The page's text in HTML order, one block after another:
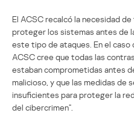
El ACSC recalcó la necesidad
proteger los sistemas antes de
este tipo de ataques. En el
ACSC cree que todas las
estaban comprometidas antes
malicioso, y que las medidas de
insuficientes para proteger la
del cibercrimen”.